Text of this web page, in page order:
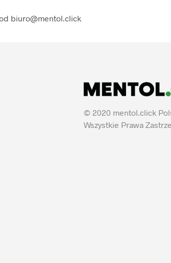
biuro@mentol.click
© 2020 mentol.click
Wszystkie Prawa